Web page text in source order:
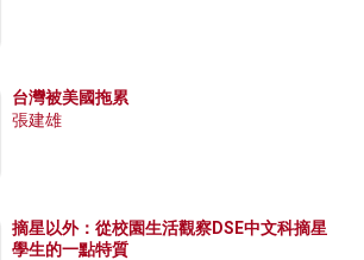
台灣被美國拖累
張建雄
摘星以外：從校園生活觀察DSE中文科摘星
學生的一點特質